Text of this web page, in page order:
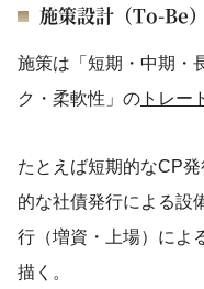
施策設計（To-Be）
施策は「短期・中期・
ク・柔軟性」の トレー
たとえば短期的なCP
的な社債発行による設
行（増資・上場）によ
描く。